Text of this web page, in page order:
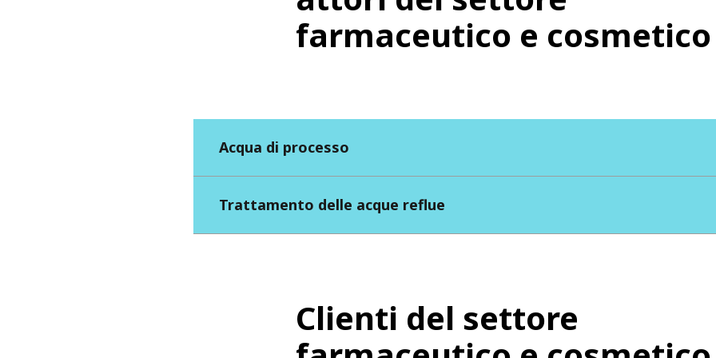
farmaceutico e cosmetico
Acqua di processo
Trattamento delle acque reflue
Clienti del settore